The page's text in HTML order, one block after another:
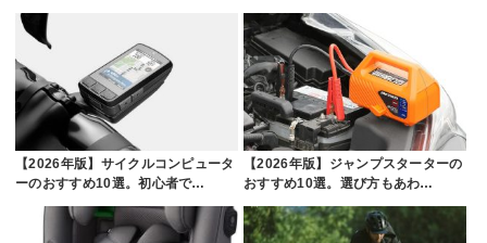
【2026年版】サイクルコンピュータ
ーのおすすめ10選。初心者で…
【2026年版】ジャンプスターターの
おすすめ10選。選び方もあわ…